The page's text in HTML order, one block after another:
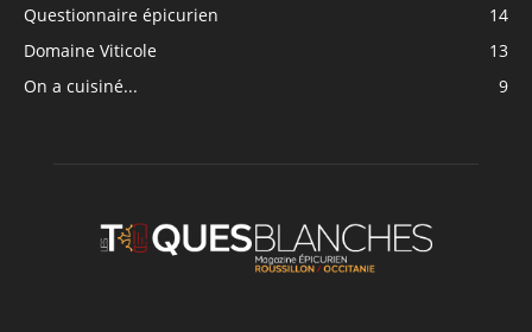
Questionnaire épicurien
14
Domaine Viticole
13
On a cuisiné...
9